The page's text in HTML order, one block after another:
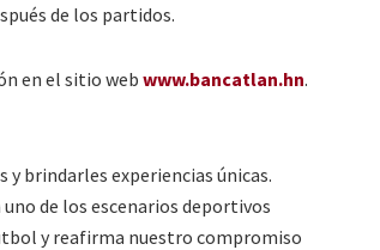
de los partidos.
en el sitio web www.bancatlan.hn.
brindarles experiencias únicas.
de los escenarios deportivos
y reafirma nuestro compromiso